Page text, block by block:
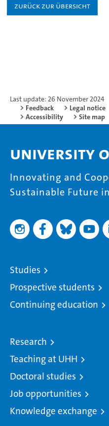
Zurück zur Übersicht
Last update: 26 November 2024
Feedback
Legal notice
Accessibility
Site map
University
Innovating and
Sustainable Future
Studies
Prospective students
Continuing education
Research
Teaching at UHH
Doctoral studies
Job opportunities
Knowledge exchange